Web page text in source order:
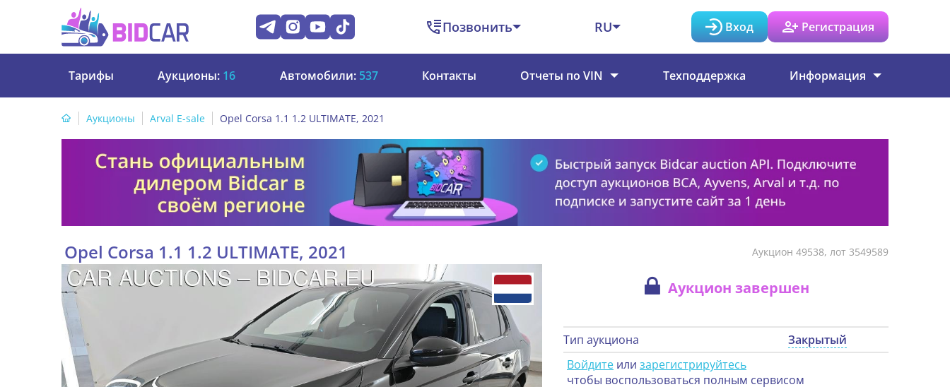
Позвонить RU Вход Регистрация
Тарифы Аукционы: 16 Автомобили: 537 Контакты Отчеты по VIN Техподдержка Информация
Аукционы Arval E-sale Opel Corsa 1.1 1.2 ULTIMATE, 2021
Аукцион 49538, лот 3549589
Opel Corsa 1.1 1.2 ULTIMATE, 2021
Аукцион завершен
Тип аукциона
Закрытый
Войдите или зарегистрируйтесь
чтобы воспользоваться полным сервисом